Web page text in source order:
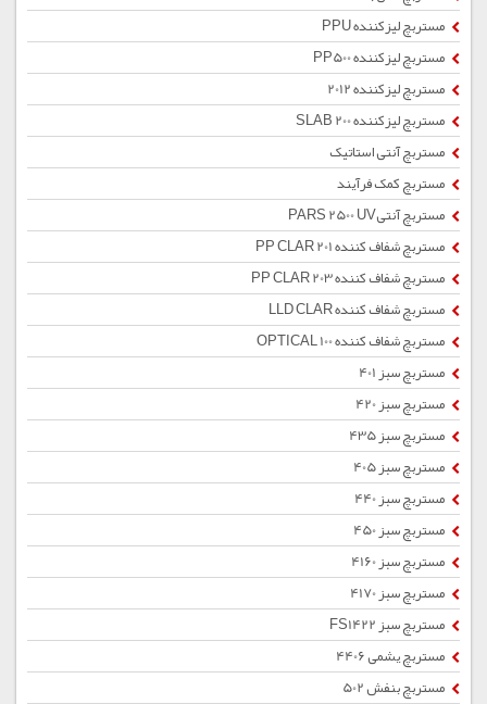
مستربچ لیزکننده PPU
مستربچ لیزکننده PP500
مستربچ لیزکننده 2012
مستربچ لیزکننده SLAB 200
مستربچ آنتی استاتیک
مستربچ کمک فرآیند
مستربچ آنتیPARS 2500 UV
مستربچ شفاف کننده PP CLAR 201
مستربچ شفاف کننده PP CLAR 203
مستربچ شفاف کننده LLD CLAR
مستربچ شفاف کننده OPTICAL 100
مستربچ سبز 401
مستربچ سبز 420
مستربچ سبز 435
مستربچ سبز 405
مستربچ سبز 440
مستربچ سبز 450
مستربچ سبز 4160
مستربچ سبز 4170
مستربچ سبز FS1422
مستربچ یشمی 4406
مستربچ بنفش 502